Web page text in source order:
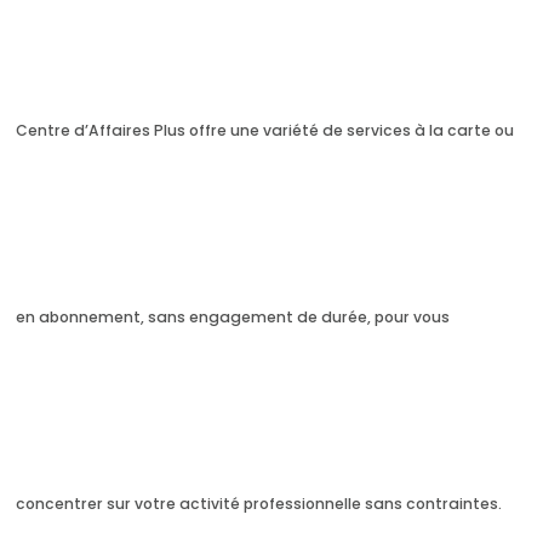
Centre d’Affaires Plus offre une variété de services à la carte ou
en abonnement, sans engagement de durée, pour vous
concentrer sur votre activité professionnelle sans contraintes.